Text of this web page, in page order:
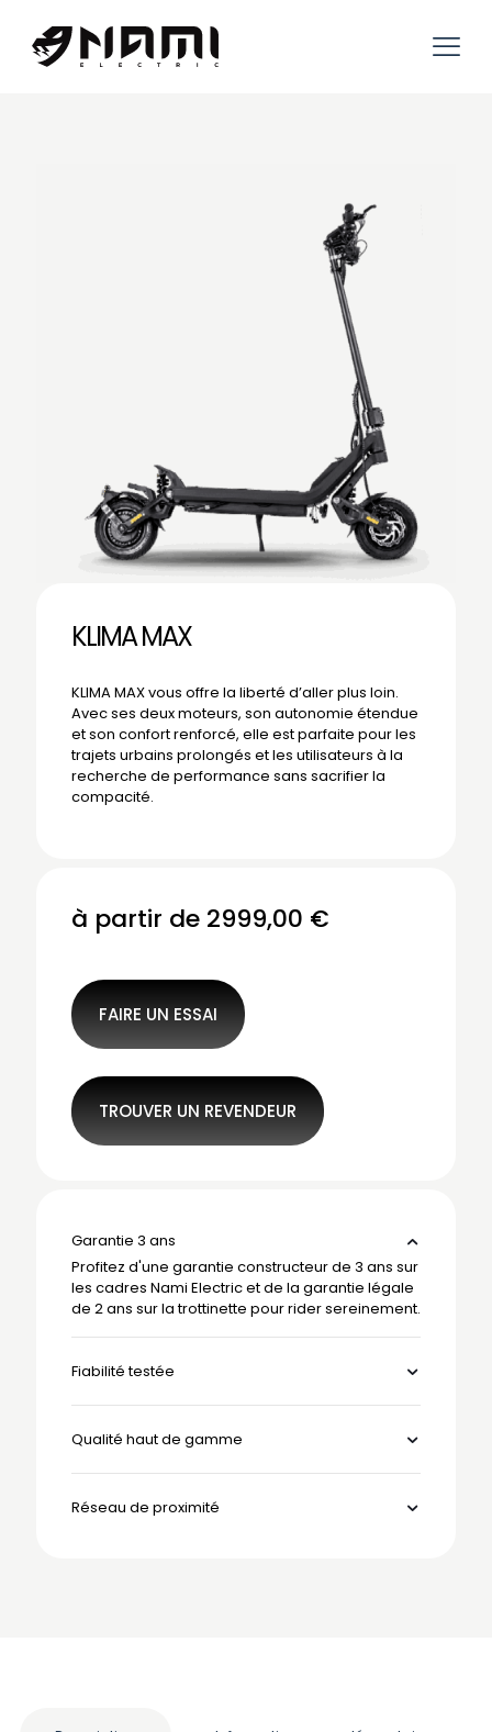
KLIMA MAX
KLIMA MAX vous offre la liberté d’aller plus loin.
Avec ses deux moteurs, son autonomie étendue
et son confort renforcé, elle est parfaite pour les
trajets urbains prolongés et les utilisateurs à la
recherche de performance sans sacrifier la
compacité.
à partir de 2999,00 €
FAIRE UN ESSAI
TROUVER UN REVENDEUR
Garantie 3 ans
Profitez d'une garantie constructeur de 3 ans sur
les cadres Nami Electric et de la garantie légale
de 2 ans sur la trottinette pour rider sereinement.
Fiabilité testée
Qualité haut de gamme
Réseau de proximité